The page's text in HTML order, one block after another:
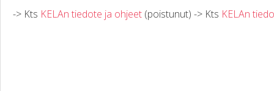
-> Kts KELAn tiedote ja ohjeet (poistunut) -> Kts KELAn